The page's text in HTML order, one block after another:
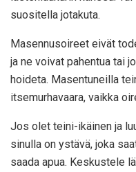
suositella jotakuta.
Masennusoireet eivät
ja ne voivat pahentua tai
hoideta. Masentuneilla
itsemurhavaara, vaikka
Jos olet teini-ikäinen ja
sinulla on ystävä, joka
saada apua. Keskustele